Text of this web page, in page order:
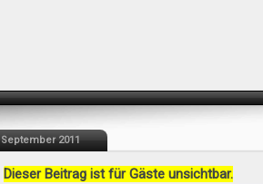
September 2011
Dieser Beitrag ist für Gäste unsichtbar.